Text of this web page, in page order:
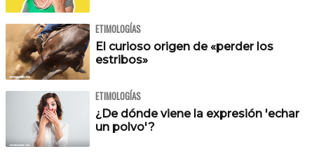
ETIMOLOGÍAS
El curioso origen de «perder los
estribos»
ETIMOLOGÍAS
¿De dónde viene la expresión 'echar
un polvo'?